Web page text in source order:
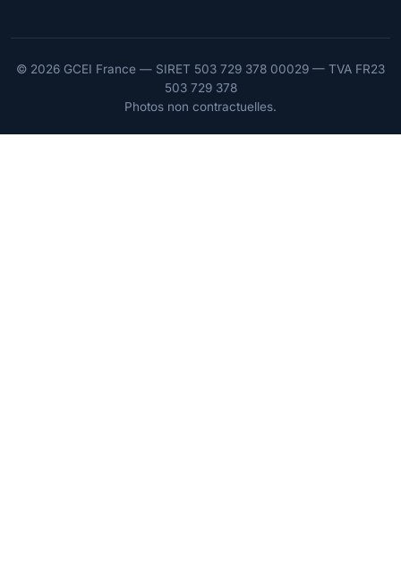
© 2026 GCEI France — SIRET 503 729 378 00029 — TVA FR23
503 729 378
Photos non contractuelles.